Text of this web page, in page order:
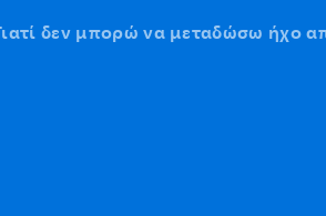
δεν μπορώ να μεταδώσω ήχο